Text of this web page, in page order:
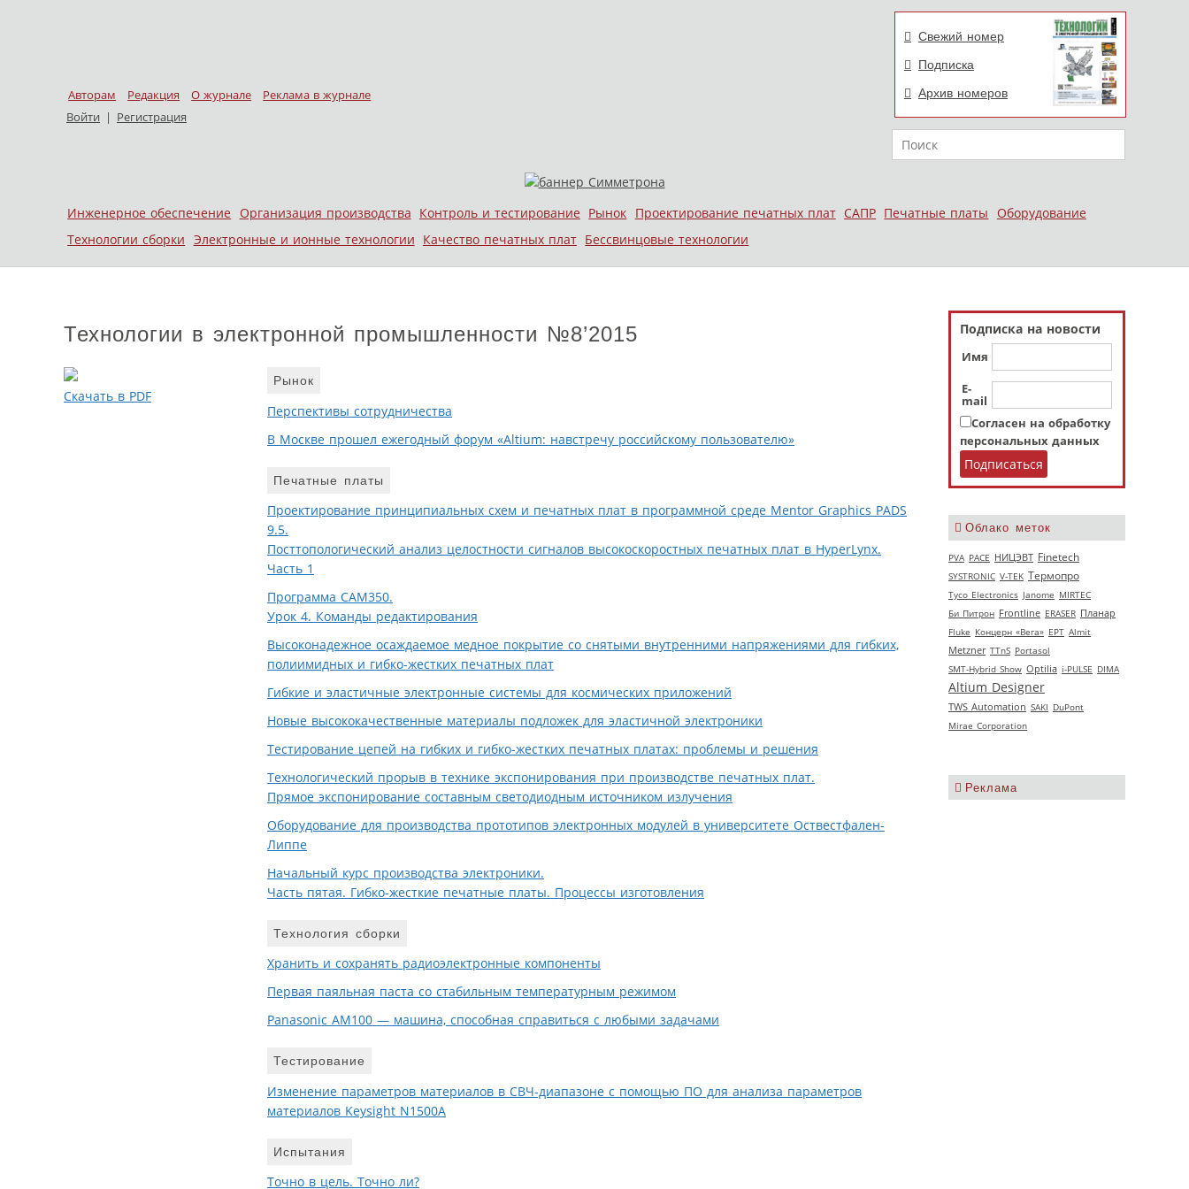
Авторам Редакция О журнале
Реклама в журнале
Войти | Регистрация
Свежий номер
Подписка
Архив номеров
Поиск
Меню
Skip to content
Инженерное обеспечение Организация производства Контроль и тестирование Рынок Проектирование печатных плат САПР Печатные платы
Оборудование
Технологии сборки Электронные и ионные технологии Качество печатных плат Бессвинцовые технологии
Подписка на новости
Имя
E-
mail
Согласен на обработку
персональных данных
Облако меток
PVA РАСЕ НИЦЭВТ Finetech
SYSTRONIC V‑TEK Термопро
Tyco Electronics Janome MIRTEC
Би Питрон Frontline ERASER Планар
Fluke Концерн «Вега» EPT Almit
Metzner TTnS Portasol
SMT-Hybrid Show Optilia i-PULSE DIMA
Altium Designer
TWS Automation SAKI DuPont
Mirae Corporation
Реклама
Технологии в электронной промышленности №8’2015
Скачать в PDF
Рынок
Перспективы сотрудничества
В Москве прошел ежегодный форум «Altium: навстречу российскому пользователю»
Печатные платы
Проектирование принципиальных схем и печатных плат в программной среде Mentor Graphics PADS
9.5.
Посттопологический анализ целостности сигналов высокоскоростных печатных плат в HyperLynx.
Часть 1
Программа САМ350.
Урок 4. Команды редактирования
Высоконадежное осаждаемое медное покрытие со снятыми внутренними напряжениями для гибких,
полиимидных и гибко-жестких печатных плат
Гибкие и эластичные электронные системы для космических приложений
Новые высококачественные материалы подложек для эластичной электроники
Тестирование цепей на гибких и гибко-жестких печатных платах: проблемы и решения
Технологический прорыв в технике экспонирования при производстве печатных плат.
Прямое экспонирование составным светодиодным источником излучения
Оборудование для производства прототипов электронных модулей в университете Оствестфален-
Липпе
Начальный курс производства электроники.
Часть пятая. Гибко-жесткие печатные платы. Процессы изготовления
Технология сборки
Хранить и сохранять радиоэлектронные компоненты
Первая паяльная паста со стабильным температурным режимом
Panasonic AM100 — машина, способная справиться с любыми задачами
Тестирование
Изменение параметров материалов в СВЧ-диапазоне с помощью ПО для анализа параметров
материалов Keysight N1500A
Испытания
Точно в цель. Точно ли?